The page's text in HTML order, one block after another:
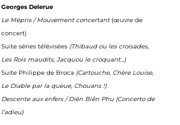
Georges Delerue
Le Mépris / Mouvement concertant (œuvre de
concert)
Suite séries télévisées (Thibaud ou les croisades,
Les Rois maudits, Jacquou le croquant…)
Suite Philippe de Broca (Cartouche, Chère Louise,
Le Diable par la queue, Chouans !)
Descente aux enfers / Diên Biên Phu (Concerto de
l’adieu)